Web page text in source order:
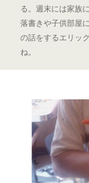
る。週末には家族
落書きや子供部屋
の話をするエリッ
ね。